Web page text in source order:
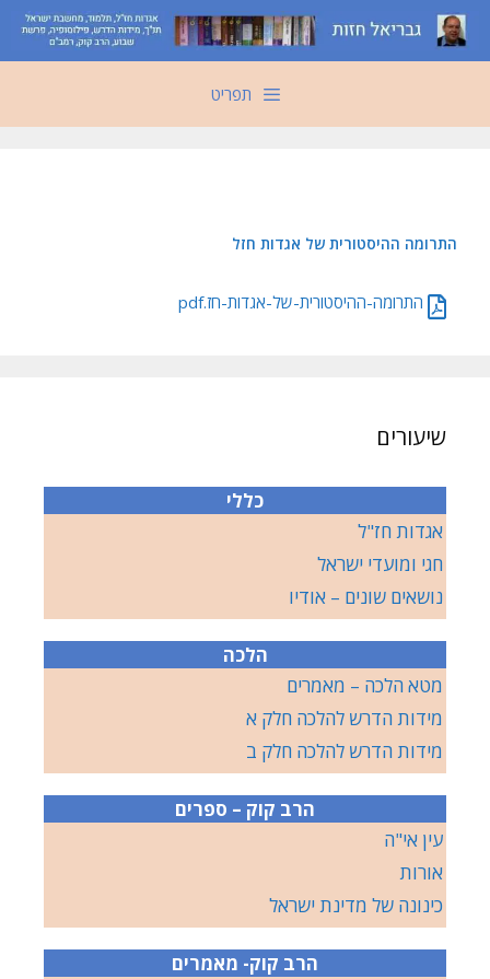
לדלג
לתוכן
תפריט
התרומה ההיסטורית של אגדות חזל
התרומה-ההיסטורית-של-אגדות-חז.pdf
שיעורים
כללי
אגדות חז"ל
חגי ומועדי ישראל
נושאים שונים – אודיו
הלכה
מטא הלכה – מאמרים
מידות הדרש להלכה חלק א
מידות הדרש להלכה חלק ב
הרב קוק – ספרים
עין אי"ה
אורות
כינונה של מדינת ישראל
הרב קוק- מאמרים